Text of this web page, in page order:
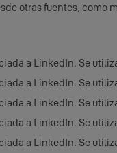
otras fuentes, como
a LinkedIn. Se
a LinkedIn. Se
a LinkedIn. Se
a LinkedIn. Se
a LinkedIn. Se